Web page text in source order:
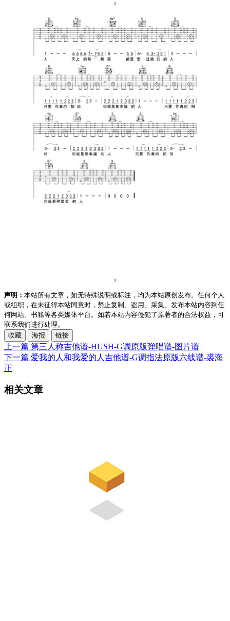
声明： 本站所有文章，如无特殊说明或标注，均为本站原创发布。任何个人
或组织，在未征得本站同意时，禁止复制、盗用、采集、发布本站内容到任
何网站、书籍等各类媒体平台。如若本站内容侵犯了原著者的合法权益，可
联系我们进行处理。
收藏
海报 链接
上一篇 第三人称吉他谱-HUSH-G调原版弹唱谱-图片谱
下一篇 爱我的人和我爱的人吉他谱-G调指法原版六线谱-裘海
正
相关文章